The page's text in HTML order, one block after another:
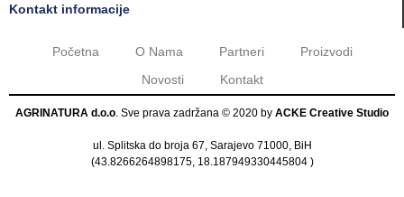
Kontakt informacije
Početna O Nama Partneri
Proizvodi
Novosti
Kontakt
AGRINATURA d.o.o . Sve prava zadržana © 2020 by ACKE Creative Studio
ul. Splitska do broja 67, Sarajevo 71000, BiH
(43.8266264898175, 18.187949330445804)